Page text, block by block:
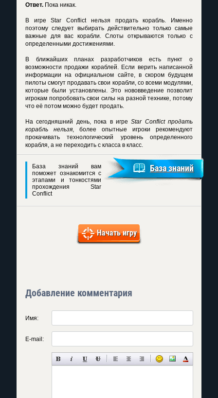
Ответ. Пока никак.
В игре Star Conflict нельзя продать корабль. Именно
поэтому следует выбирать действительно только самые
важные для вас корабли. Слоты открываются только с
определенными достижениями.
В ближайших планах разработчиков есть пункт о
возможности продажи кораблей. Если верить написанной
информации на официальном сайте, в скором будущем
пилоты смогут продавать свои корабли, со всеми модулями,
которые были установлены. Это нововведение позволит
игрокам попробовать свои силы на разной технике, потому
что её потом можно будет продать.
На сегодняшний день, пока в игреStar Conflict продать
корабль нельзя, более опытные игроки рекомендуют
прокачивать технологический уровень определенного
корабля, а не переходить с класса в класс.
База знаний вам
поможет ознакомится с
этапами и тонкостями
прохождения Star
Conflict
База знаний
Начать игру
Добавление комментария
Имя:
E-mail: